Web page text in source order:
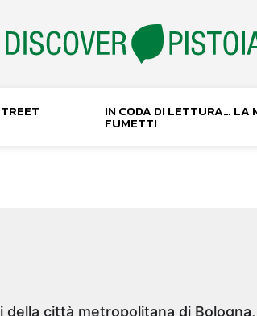
IN CODA DI LETTURA… LA
FUMETTI
città metropolitana di Bologna,